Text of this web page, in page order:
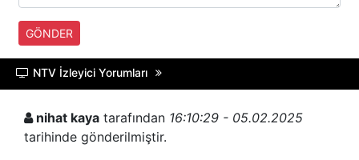
GÖNDER
NTV İzleyici Yorumları
nihat kaya tarafından 16:10:29 - 05.02.2025
tarihinde gönderilmiştir.